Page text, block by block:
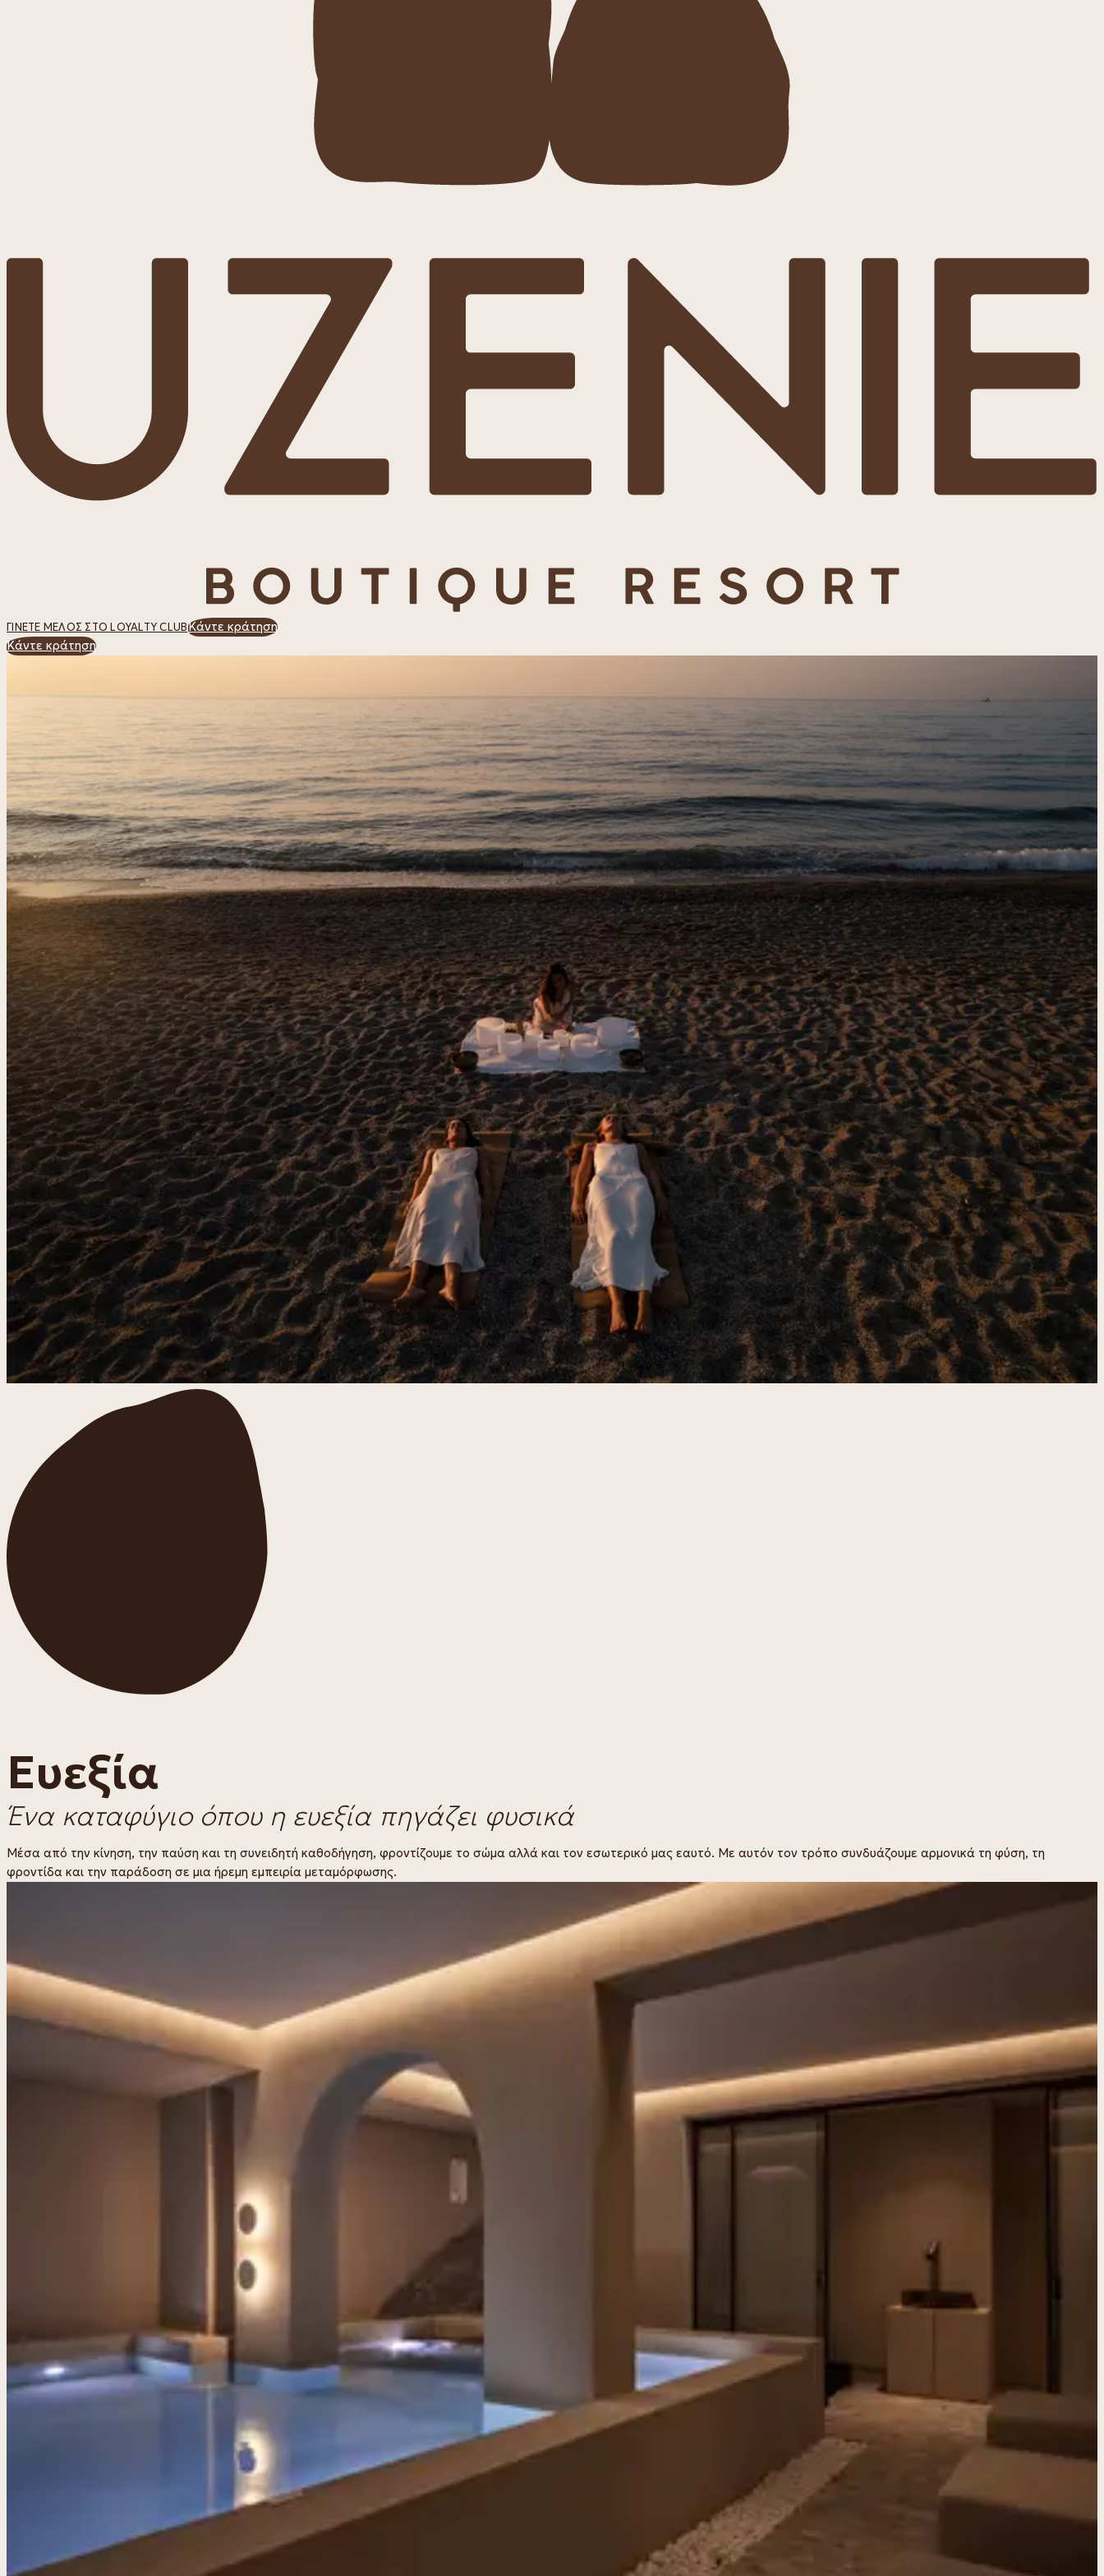
ΓΊΝΕΤΕ ΜΈΛΟΣ ΣΤΟ LOYALTY CLUBΚάντε κράτηση
Κάντε κράτηση
Ευεξία
Ένα καταφύγιο όπου η ευεξία πηγάζει φυσικά
Μέσα από την κίνηση, την παύση και τη συνειδητή καθοδήγηση, φροντίζουμε το σώμα αλλά και τον εσωτερικό μας εαυτό. Με αυτόν τον τρόπο συνδυάζουμε αρμονικά τη φύση, τη
φροντίδα και την παράδοση σε μια ήρεμη εμπειρία μεταμόρφωσης.